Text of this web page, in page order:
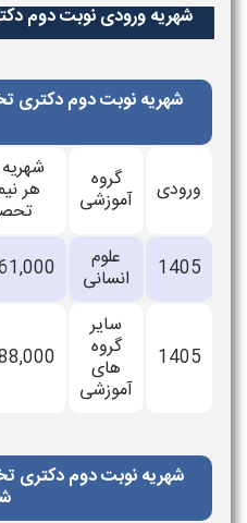
ورودی نوبت دوم دکتری ۱۴۰۵ - ۱۴۰۶
گروه
آموزشی
شهریه ثابت
هر نیمسال
تحصیلی
علوم
انسانی 114,561,000
گروه
های 147,588,000
شاهرود